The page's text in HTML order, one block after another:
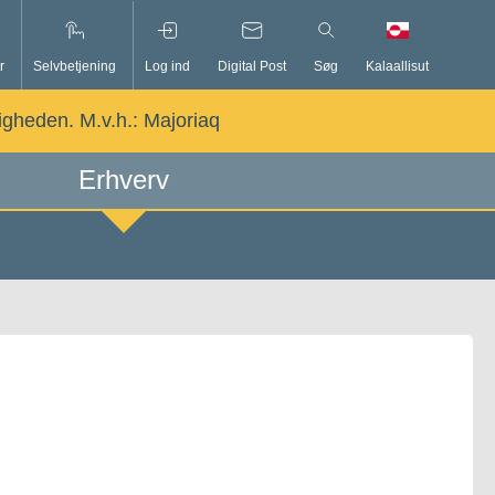
Selvbetjening Log ind Digital Post Søg Kalaallisut
M.v.h.: Majoriaq
Erhverv